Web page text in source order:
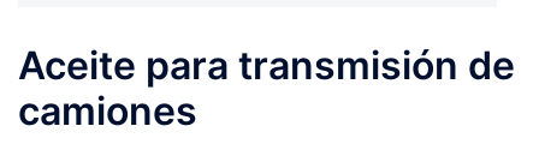
Aceite para transmisión de
camiones